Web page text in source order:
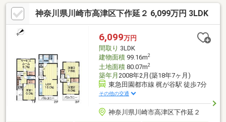
神奈川県川崎市高津区下作延２ 6,099万円 3LDK
6,099万円
間取り 3LDK
建物面積99.16m2
土地面積80.07m2
築年月 2008年2月(築18年7ヶ月)
東急田園都市線 梶が谷駅 徒歩7分
その他の交通
神奈川県川崎市高津区下作延２